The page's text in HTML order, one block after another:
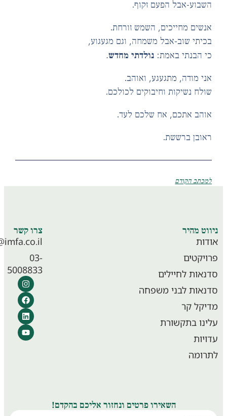
אבל הפעם זקוף.
מחייכים, השמש זורחת.
שוב-אבל משמחה, וגם מגעגוע,
הבנתי באמת:נולדתי מחדש.
מודה, מתגעגע, ואוהב.
נשיקות וחיבוקים לכולכם.
אתכם, אח שלכם לעד.
ברששת.
הקודם
השאירו פרטים ונחזור אליכם בהקדם!
מהיר
לחיילים
לבני משפחה
קר
בתקשורת
צרו קשר
info@imfa.co.il
5008833